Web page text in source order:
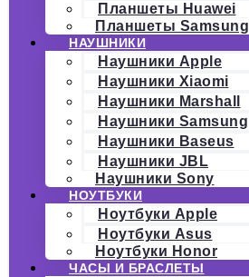
Планшеты Huawei
Планшеты Samsung
НАУШНИКИ
Наушники Apple
Наушники Xiaomi
Наушники Marshall
Наушники Samsung
Наушники Baseus
Наушники JBL
Наушники Sony
НОУТБУКИ
Ноутбуки Apple
Ноутбуки Asus
Ноутбуки Honor
ЧАСЫ И БРАСЛЕТЫ